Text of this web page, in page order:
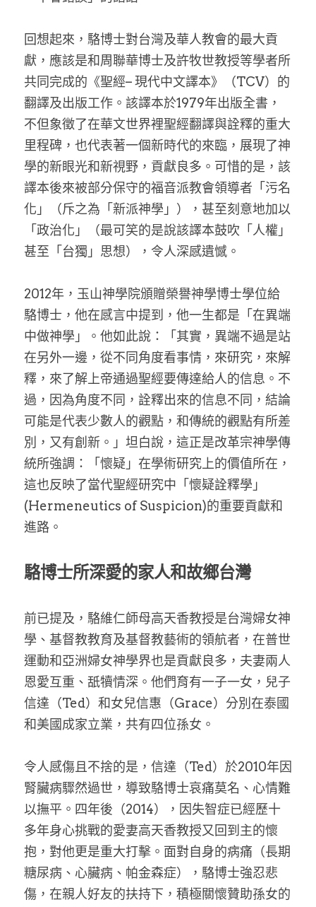
回想起來，駱博士對台灣及華人教會的最大貢
獻，應該是和周聯華博士及許牧世教授等學者所
共同完成的《聖經– 現代中文譯本》（TCV）的
翻譯及出版工作。該譯本於1979年出版全書，
不但象徵了在華文世界裡聖經翻譯與詮釋的重大
里程碑，也代表著一個新時代的來臨，展現了神
學的新眼光和新視野，貢獻良多。可惜的是，該
譯本後來被部分保守的福音派教會領導者「污名
化」（斥之為「新派神學」），甚至刻意地加以
「政治化」（最可笑的是說該譯本鼓吹「人權」
甚至「台獨」思想），令人深感遺憾。
2012年，玉山神學院頒贈榮譽神學博士學位給
駱博士，他在感言中提到，他一生都是「在異端
中做神學」。他如此說：「其實，異端不過是站
在另外一邊，從不同角度看事情，來研究，來解
釋，來了解上帝通過聖經要傳達給人的信息。不
過，因為角度不同，詮釋出來的信息不同，結論
可能是代表少數人的觀點，和傳統的觀點有所差
別，又有創新。」坦白說，這正是改革宗神學傳
統所強調：「懷疑」在學術研究上的價值所在，
這也反映了當代聖經研究中「懷疑詮釋學」
(Hermeneutics of Suspicion)的重要貢獻和
進路。
駱博士所深愛的家人和故鄉台灣
前已提及，駱維仁師母高天香教授是台灣婦女神
學、基督教教育及基督教藝術的領航者，在普世
運動和亞洲婦女神學界也是貢獻良多，夫妻兩人
恩愛互重、舐犢情深。他們育有一子一女，兒子
信達（Ted）和女兒信惠（Grace）分別在泰國
和美國成家立業，共有四位孫女。
令人感傷且不捨的是，信達（Ted）於2010年因
腎臟病驟然過世，導致駱博士哀痛莫名、心情難
以撫平。四年後（2014），因失智症已經歷十
多年身心挑戰的愛妻高天香教授又回到主的懷
抱，對他更是重大打擊。面對自身的病痛（長期
糖尿病、心臟病、帕金森症），駱博士強忍悲
傷，在親人好友的扶持下，積極關懷贊助孫女的